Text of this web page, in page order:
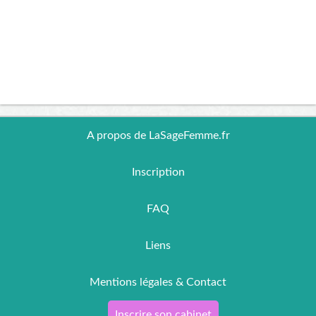
A propos de LaSageFemme.fr
Inscription
FAQ
Liens
Mentions légales & Contact